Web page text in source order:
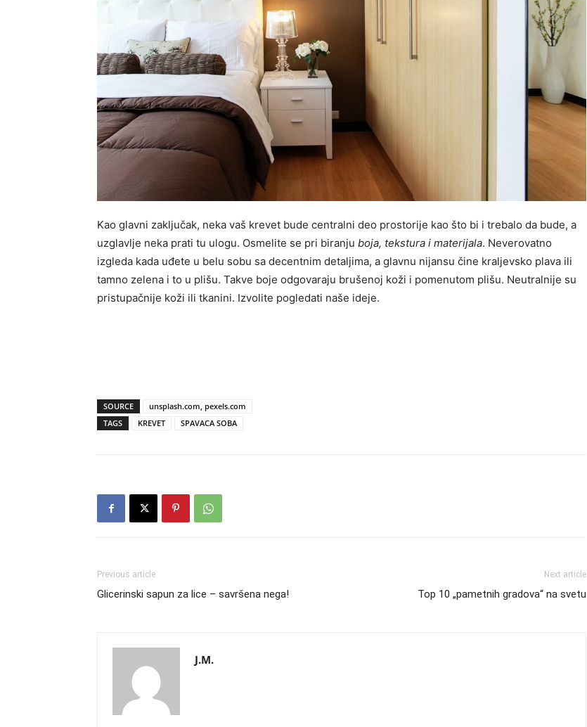
Kao glavni zaključak, neka vaš krevet bude centralni deo prostorije kao što bi i trebalo da bude, a
uzglavlje neka prati tu ulogu. Osmelite se pri biranju boja, tekstura i materijala. Neverovatno
izgleda kada uđete u belu sobu sa decentnim detaljima, a glavnu nijansu čine kraljevsko plava ili
tamno zelena i to u plišu. Takve boje odgovaraju brušenoj koži i pomenutom plišu. Neutralnije su
pristupačnije koži ili tkanini. Izvolite pogledati naše ideje.
SOURCE
unsplash.com, pexels.com
TAGS
KREVET SPAVACA SOBA
Previous article
Glicerinski sapun za lice – savršena nega!
Next article
Top 10 „pametnih gradova“ na svetu
J.M.